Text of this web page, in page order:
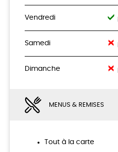
Vendredi
Samedi
Dimanche
MENUS & REMISES
Tout à la carte